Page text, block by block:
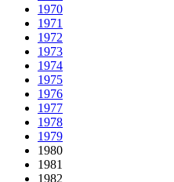
1970
1971
1972
1973
1974
1975
1976
1977
1978
1979
1980
1981
1982